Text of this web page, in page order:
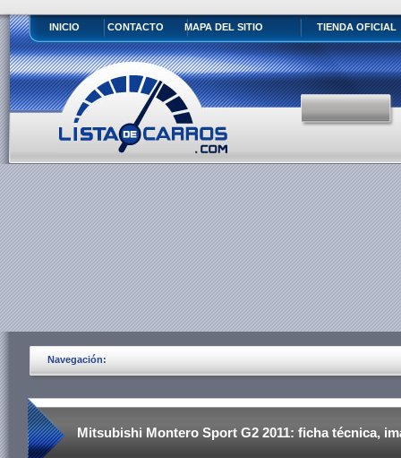
INICIO CONTACTO MAPA DEL SITIO TIENDA OFICIAL
Navegación:
Mitsubishi Montero Sport G2 2011: ficha técnica,